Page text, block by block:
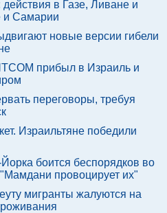
в Газе, Ливане и
и Самарии
новые версии гибели
прибыл в Израиль и
переговоры, требуя
Израильтяне победили
боится беспорядков во
провоцирует их"
мигранты жалуются на